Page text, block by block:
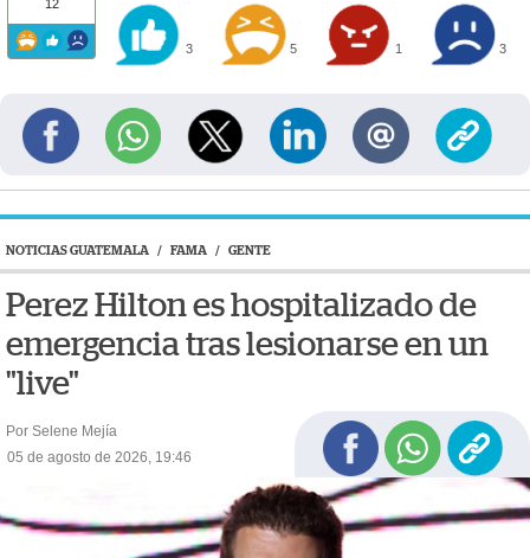
12
3 5 1 3
NOTICIAS GUATEMALA / FAMA / GENTE
Perez Hilton es hospitalizado de
emergencia tras lesionarse en un
"live"
Por Selene Mejía
05 de agosto de 2026, 19:46